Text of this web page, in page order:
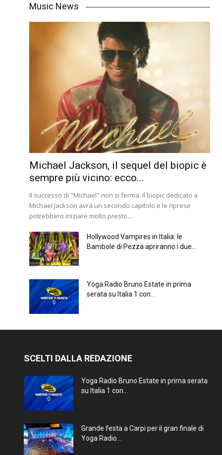
Music News
Michael Jackson, il sequel del biopic è
sempre più vicino: ecco...
Il successo di "Michael" non si ferma. Il biopic dedicato a
Michael Jackson avrà un secondo capitolo e le riprese
potrebbero iniziare molto presto....
Hollywood Vampires in Italia: le
Bambole di Pezza apriranno i due...
Yoga Radio Bruno Estate in prima
serata su Italia 1 con...
SCELTI DALLA REDAZIONE
Yoga Radio Bruno Estate in prima serata
su Italia 1 con...
Grande festa a Carpi per il gran finale di
Yoga Radio...